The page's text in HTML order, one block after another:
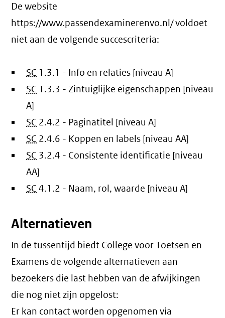
De website
https://www.passendexaminerenvo.nl/ voldoet
niet aan de volgende succescriteria:
SC 1.3.1 - Info en relaties [niveau A]
SC 1.3.3 - Zintuiglijke eigenschappen [niveau
A]
SC 2.4.2 - Paginatitel [niveau A]
SC 2.4.6 - Koppen en labels [niveau AA]
SC 3.2.4 - Consistente identificatie [niveau
AA]
SC 4.1.2 - Naam, rol, waarde [niveau A]
Alternatieven
In de tussentijd biedt College voor Toetsen en
Examens de volgende alternatieven aan
bezoekers die last hebben van de afwijkingen
die nog niet zijn opgelost:
Er kan contact worden opgenomen via